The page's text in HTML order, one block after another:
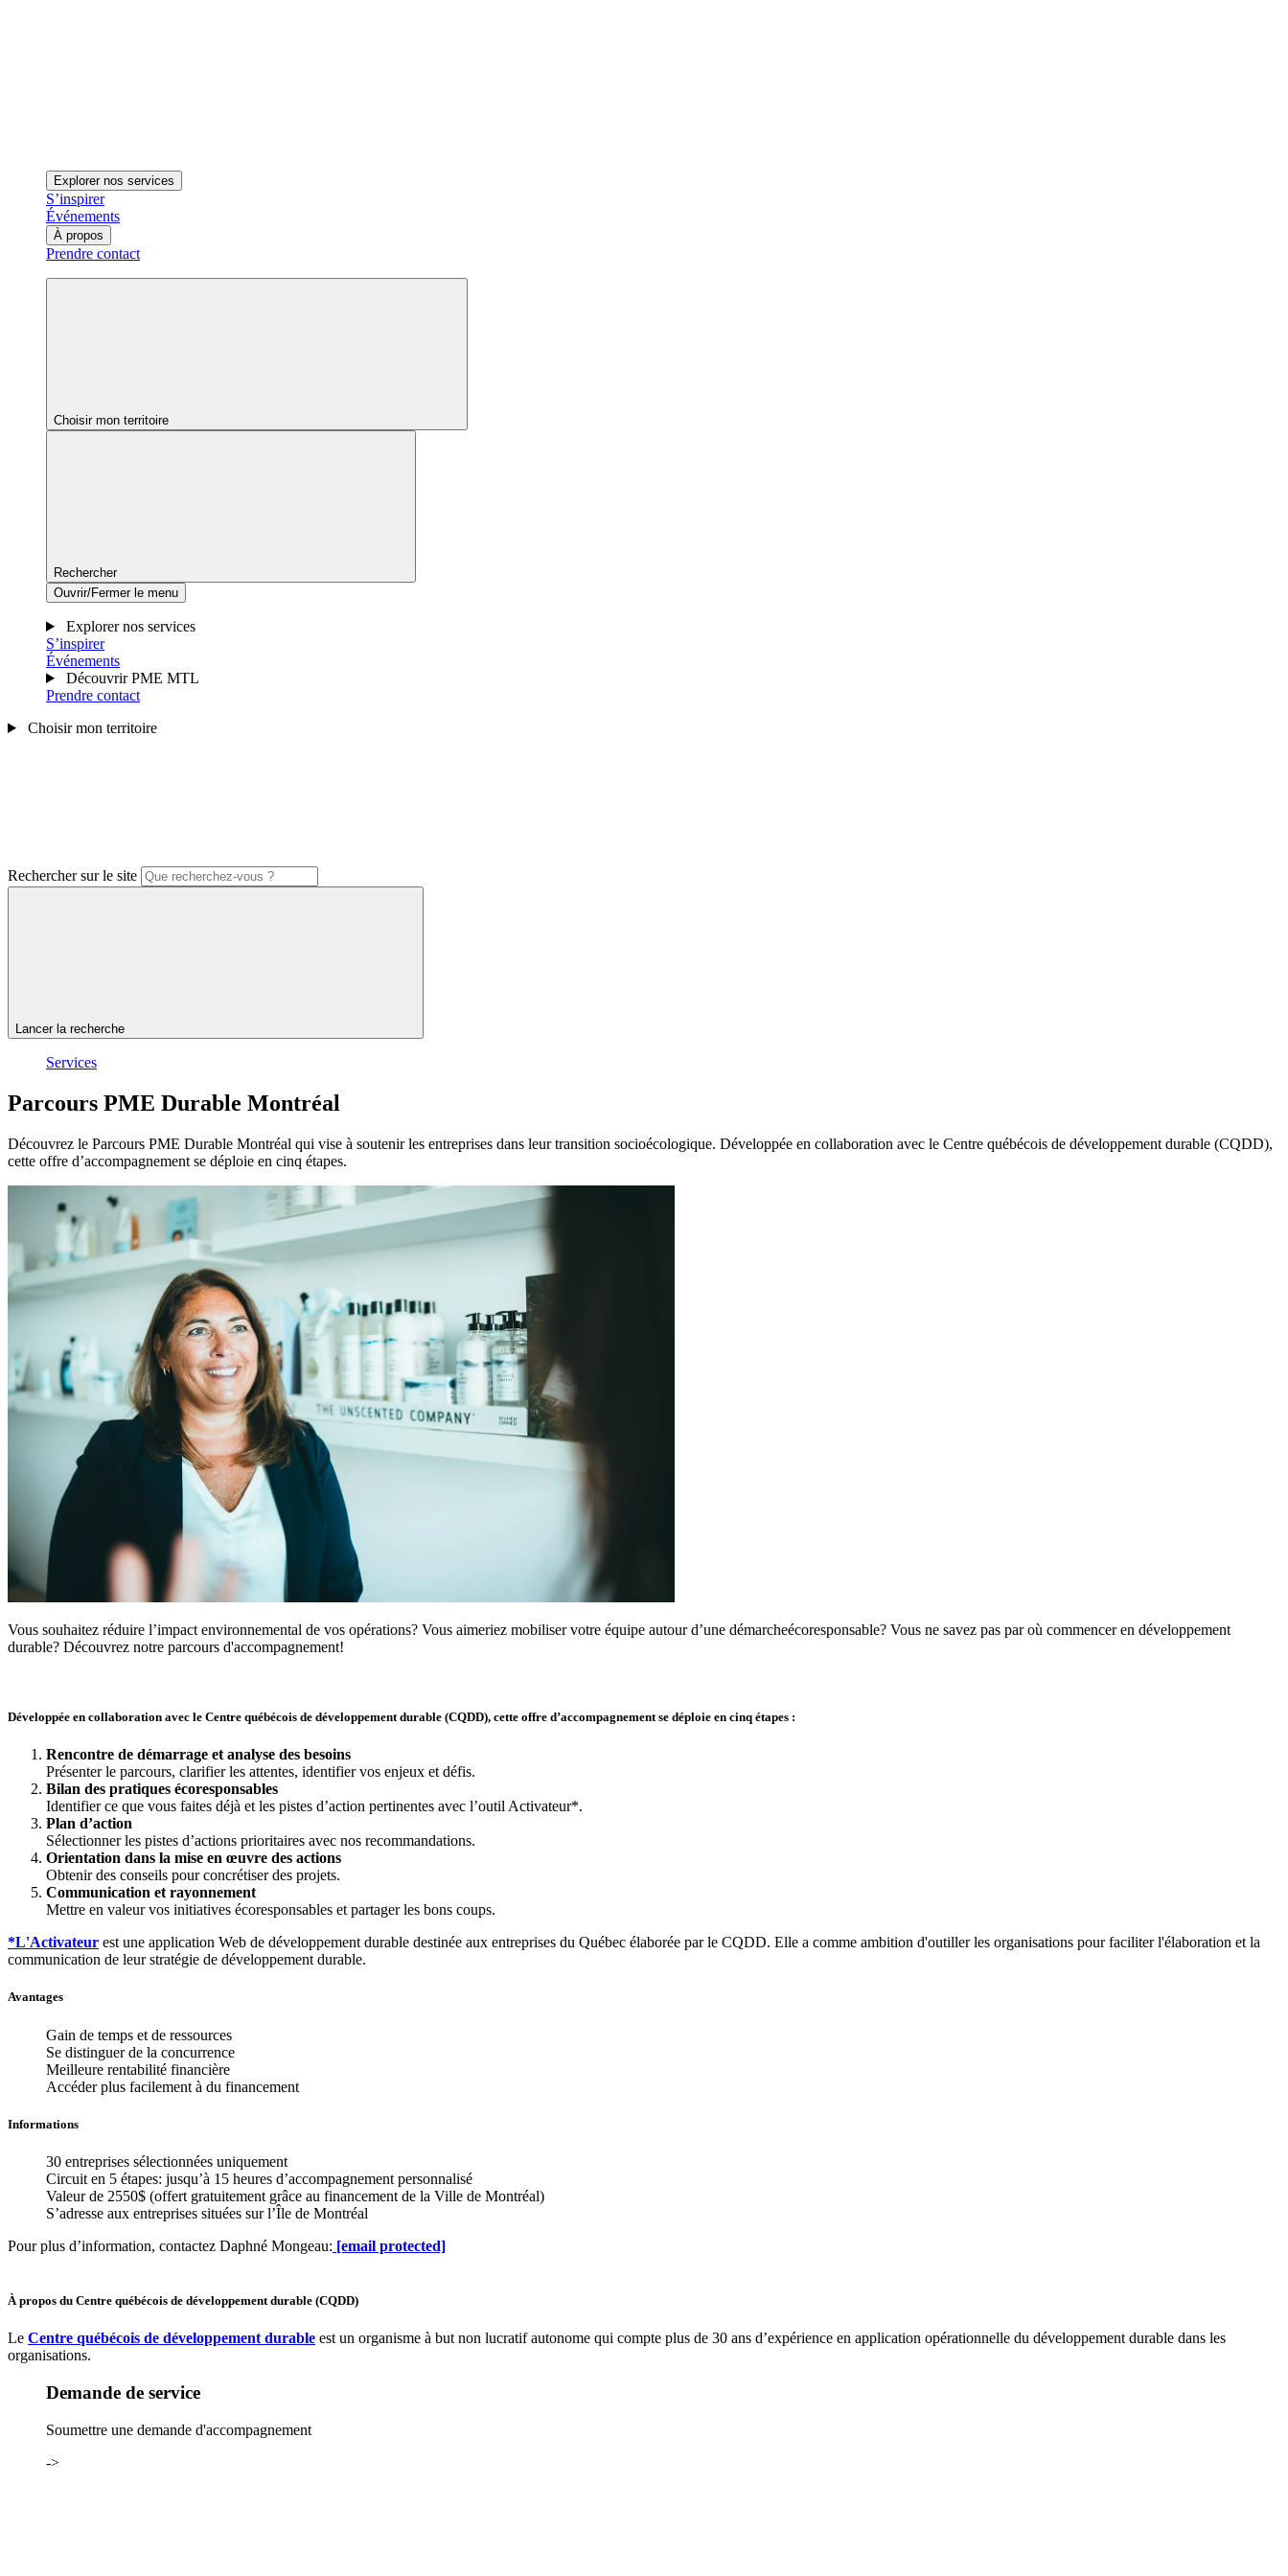
Explorer nos services
S’inspirer
Événements
À propos
Prendre contact
Choisir mon territoire
Rechercher
Ouvrir/Fermer le menu
Explorer nos services
S’inspirer
Événements
Découvrir PME MTL
Prendre contact
Choisir mon territoire
Rechercher sur le site
Lancer la recherche
Services
Parcours PME Durable Montréal
Découvrez le Parcours PME Durable Montréal qui vise à soutenir les entreprises dans leur transition socioécologique. Développée en collaboration avec le Centre québécois de développement durable (CQDD),
cette offre d’accompagnement se déploie en cinq étapes.
Vous souhaitez réduire l’impact environnemental de vos opérations? Vous aimeriez mobiliser votre équipe autour d’une démarcheécoresponsable? Vous ne savez pas par où commencer en développement
durable? Découvrez notre parcours d'accompagnement!
Développée en collaboration avec le Centre québécois de développement durable (CQDD), cette offre d’accompagnement se déploie en cinq étapes :
Rencontre de démarrage et analyse des besoins
Présenter le parcours, clarifier les attentes, identifier vos enjeux et défis.
Bilan des pratiques écoresponsables
Identifier ce que vous faites déjà et les pistes d’action pertinentes avec l’outil Activateur*.
Plan d’action
Sélectionner les pistes d’actions prioritaires avec nos recommandations.
Orientation dans la mise en œuvre des actions
Obtenir des conseils pour concrétiser des projets.
Communication et rayonnement
Mettre en valeur vos initiatives écoresponsables et partager les bons coups.
*L'Activateur est une application Web de développement durable destinée aux entreprises du Québec élaborée par le CQDD. Elle a comme ambition d'outiller les organisations pour faciliter l'élaboration et la
communication de leur stratégie de développement durable.
Avantages
Gain de temps et de ressources
Se distinguer de la concurrence
Meilleure rentabilité financière
Accéder plus facilement à du financement
Informations
30 entreprises sélectionnées uniquement
Circuit en 5 étapes: jusqu’à 15 heures d’accompagnement personnalisé
Valeur de 2550$ (offert gratuitement grâce au financement de la Ville de Montréal)
S’adresse aux entreprises situées sur l’Île de Montréal
Pour plus d’information, contactez Daphné Mongeau: [email protected]
À propos du Centre québécois de développement durable (CQDD)
Le Centre québécois de développement durable est un organisme à but non lucratif autonome qui compte plus de 30 ans d’expérience en application opérationnelle du développement durable dans les
organisations.
Demande de service
Soumettre une demande d'accompagnement
->